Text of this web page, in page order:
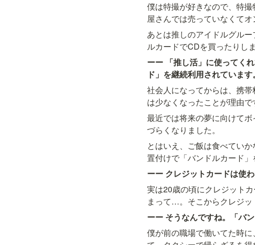
僕は特撮が好きなので、特
屋さんでは売っていなくてオ
あとは推しのアイドルグル
ーー 「推し活」に使ってく
ド」を継続利用されていま
社会人になってからは、携
は少なくなったことが理由で
最近では将来の夢に向けて
づらくなりました。
とはいえ、ご飯は食べてい
ーー クレジットカードは使わ
実は20歳の頃にクレジット
ーー そうなんですね。「バ
僕が前の職場で働いてた時